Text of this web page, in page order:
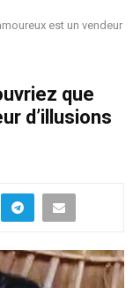
est un vendeur
que
d’illusions